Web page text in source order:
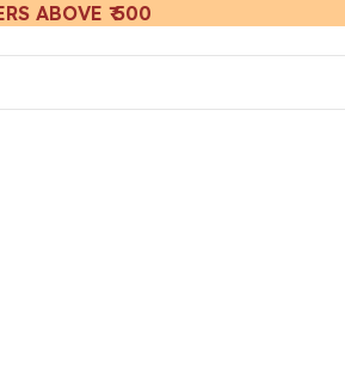
ABOVE ₹ 500